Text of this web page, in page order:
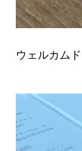
ウェルカム